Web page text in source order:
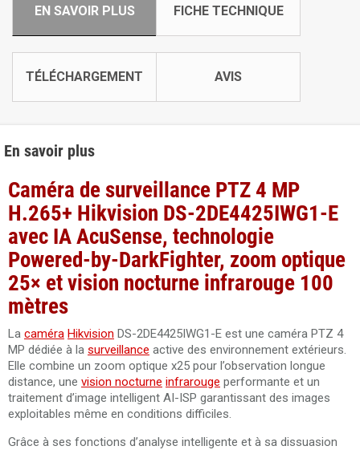
EN SAVOIR PLUS FICHE TECHNIQUE
TÉLÉCHARGEMENT AVIS
En savoir plus
Caméra de surveillance PTZ 4 MP
H.265+ Hikvision DS-2DE4425IWG1-E
avec IA AcuSense, technologie
Powered-by-DarkFighter, zoom optique
25× et vision nocturne infrarouge 100
mètres
La caméra Hikvision DS-2DE4425IWG1-E est une caméra PTZ 4
MP dédiée à la surveillance active des environnement extérieurs.
Elle combine un zoom optique x25 pour l’observation longue
distance, une vision nocturne infrarouge performante et un
traitement d’image intelligent AI-ISP garantissant des images
exploitables même en conditions difficiles.
Grâce à ses fonctions d’analyse intelligente et à sa dissuasion